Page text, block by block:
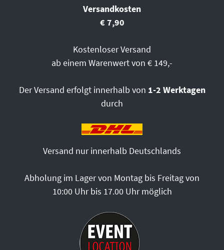
Versandkosten
€ 7,90
Kostenloser Versand
ab einem Warenwert von € 149,-
Der Versand erfolgt innerhalb von 1-2 Werktagen
durch
Versand nur innerhalb Deutschlands
Abholung im Lager von Montag bis Freitag von
10:00 Uhr bis 17.00 Uhr möglich